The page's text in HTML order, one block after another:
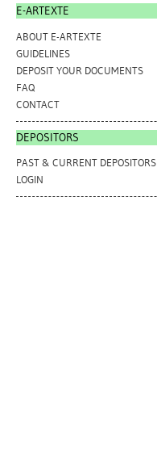
E-ARTEXTE
ABOUT E-ARTEXTE
GUIDELINES
DEPOSIT YOUR DOCUMENTS
FAQ
CONTACT
DEPOSITORS
PAST & CURRENT DEPOSITORS
LOGIN